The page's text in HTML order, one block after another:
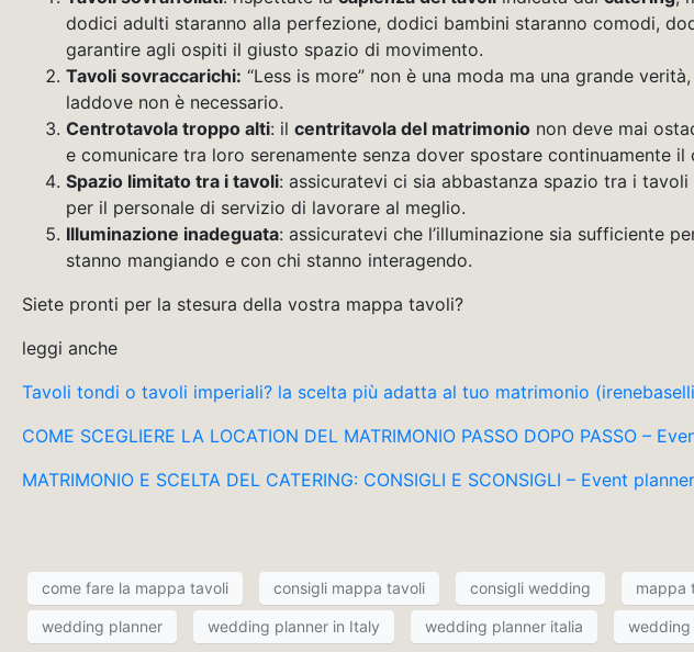
dodici adulti staranno alla perfezione, dodici bambini staranno comodi,
garantire agli ospiti il giusto spazio di movimento.
Tavoli sovraccarichi: “Less is more” non è una moda ma una grande
laddove non è necessario.
Centrotavola troppo alti: il centritavola del matrimonio non deve mai
e comunicare tra loro serenamente senza dover spostare continuamente il
Spazio limitato tra i tavoli: assicuratevi ci sia abbastanza spazio tra i
per il personale di servizio di lavorare al meglio.
Illuminazione inadeguata: assicuratevi che l’illuminazione sia sufficiente
stanno mangiando e con chi stanno interagendo.
Siete pronti per la stesura della vostra mappa tavoli?
leggi anche
Tavoli tondi o tavoli imperiali? la scelta più adatta al tuo matrimonio
COME SCEGLIERE LA LOCATION DEL MATRIMONIO PASSO DOPO PASSO –
MATRIMONIO E SCELTA DEL CATERING: CONSIGLI E SCONSIGLI – Event
come fare la mappa tavoli consigli mappa tavoli consigli wedding mappa
wedding planner wedding planner in Italy wedding planner italia wedding